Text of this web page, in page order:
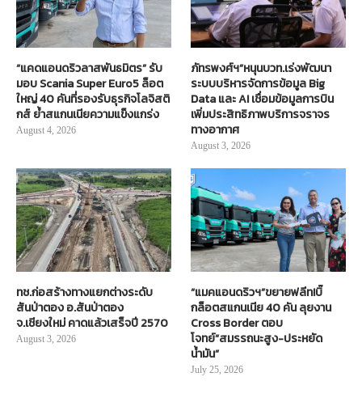
“แคดแอนดริวลาสพันธมิตร” รับ
มอบ Scania Super Euro5 ล็อต
ใหญ่ 40 คันที่รองรับธุรกิจโลจิสติ
กส์ ย้ำสแกนเนียความแข็งแกร่ง
August 4, 2026
ภัทรพงศ์ฯ”หนุนบวท.เร่งพัฒนา
ระบบบริหารจัดการข้อมูล Big
Data และ AI เชื่อมข้อมูลการบิน
เพิ่มประสิทธิภาพบริการจราจร
ทางอากาศ
August 3, 2026
ทช.ก่อสร้างทางแยกต่างระดับ
สันป่าตอง อ.สันป่าตอง
จ.เชียงใหม่ คาดแล้วเสร็จปี 2570
August 3, 2026
“แมคแอนดริวฯ”ขยายฟลีท!บิ๊
กล็อตสแกนเนีย 40 คัน ลุยงาน
Cross Border ตอบ
โจทย์“สมรรถนะสูง-ประหยัด
น้ำมัน”
July 25, 2026